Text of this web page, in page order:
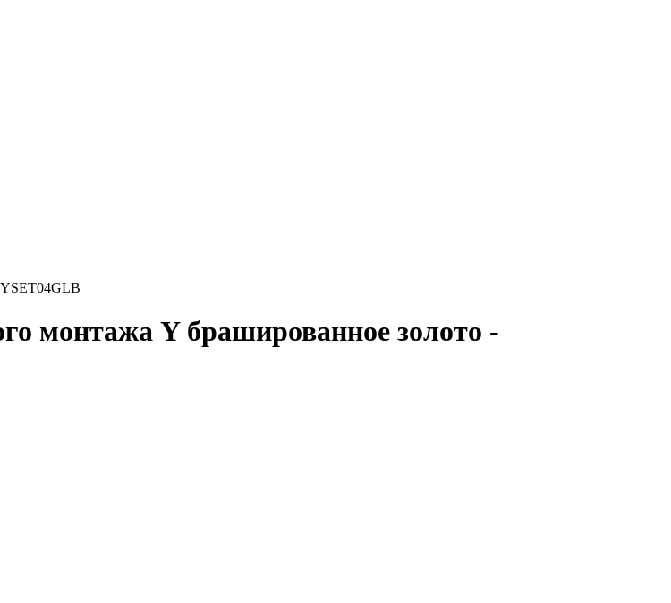
монтажа Y брашированное золото -